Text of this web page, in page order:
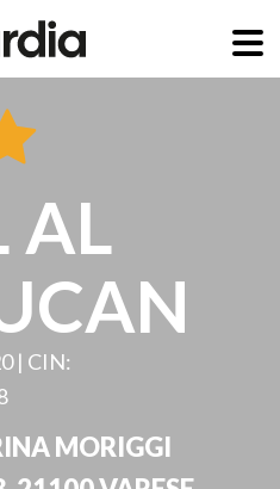
AL
| CIN:
MORIGGI